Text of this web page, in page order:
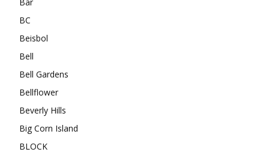
BC
Beisbol
Bell
Bell Gardens
Bellflower
Beverly Hills
Big Corn Island
BLOCK